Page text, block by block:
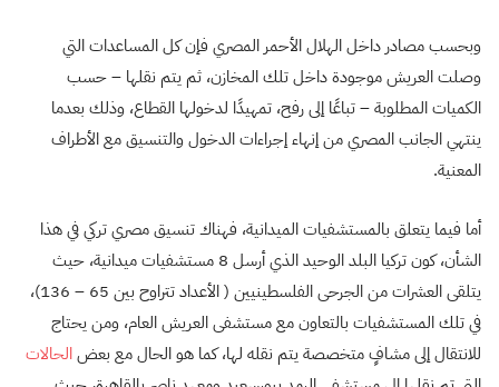
وبحسب مصادر داخل الهلال الأحمر المصري فإن كل المساعدات التي
وصلت العريش موجودة داخل تلك المخازن، ثم يتم نقلها – حسب
الكميات المطلوبة – تباعًا إلى رفح، تمهيدًا لدخولها القطاع، وذلك بعدما
ينتهي الجانب المصري من إنهاء إجراءات الدخول والتنسيق مع الأطراف
المعنية.
أما فيما يتعلق بالمستشفيات الميدانية، فهناك تنسيق مصري تركي في هذا
الشأن، كون تركيا البلد الوحيد الذي أرسل 8 مستشفيات ميدانية، حيث
يتلقى العشرات من الجرحى الفلسطينيين ( الأعداد تتراوح بين 65 – 136)،
في تلك المستشفيات بالتعاون مع مستشفى العريش العام، ومن يحتاج
للانتقال إلى مشافٍ متخصصة يتم نقله لها، كما هو الحال مع بعضالحالات